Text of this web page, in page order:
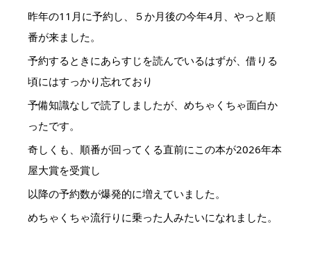
昨年の11月に予約し、５か月後の今年4月、やっと順
番が来ました。
予約するときにあらすじを読んでいるはずが、借りる
頃にはすっかり忘れており
予備知識なしで読了しましたが、めちゃくちゃ面白か
ったです。
奇しくも、順番が回ってくる直前にこの本が2026年本
屋大賞を受賞し
以降の予約数が爆発的に増えていました。
めちゃくちゃ流行りに乗った人みたいになれました。